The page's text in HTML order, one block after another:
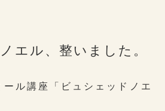
エル、整いました。
ル講座「ビュシェッドノエ